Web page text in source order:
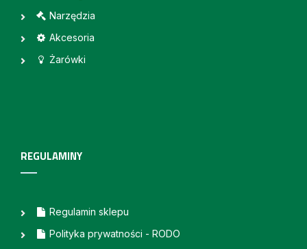
Narzędzia
Akcesoria
Żarówki
REGULAMINY
Regulamin sklepu
Polityka prywatności - RODO